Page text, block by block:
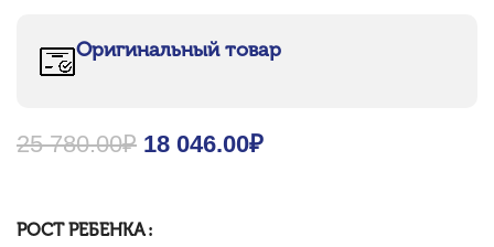
Оригинальный товар
25 780.00₽ Original price was: 25
18 046.00₽
РОСТ РЕБЕНКА